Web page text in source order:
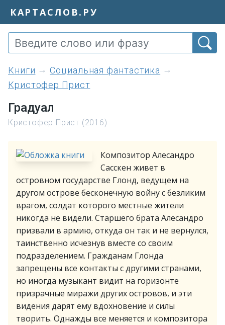
КАРТАСЛОВ.РУ
книги
Социальная фантастика
Кристофер Прист
Градуал
Кристофер Прист (2016)
Композитор Алесандро
Сасскен живет в
островном государстве Глонд, ведущем на
другом острове бесконечную войну с безликим
врагом, солдат которого местные жители
никогда не видели. Старшего брата Алесандро
призвали в армию, откуда он так и не вернулся,
таинственно исчезнув вместе со своим
подразделением. Гражданам Глонда
запрещены все контакты с другими странами,
но иногда музыкант видит на горизонте
призрачные миражи других островов, и эти
видения дарят ему вдохновение и силы
творить. Однажды все меняется и композитора